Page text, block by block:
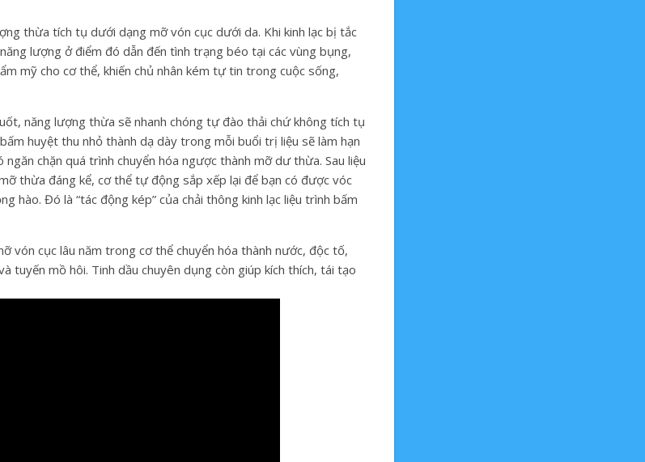
thừa tích tụ dưới dạng mỡ vón cục dưới da. Khi kinh lạc bị tắc
lượng ở điểm đó dẫn đến tình trạng béo tại các vùng bụng,
mỹ cho cơ thể, khiến chủ nhân kém tự tin trong cuộc sống,
năng lượng thừa sẽ nhanh chóng tự đào thải chứ không tích tụ
huyệt thu nhỏ thành dạ dày trong mỗi buổi trị liệu sẽ làm hạn
chặn quá trình chuyển hóa ngược thành mỡ dư thừa. Sau liệu
thừa đáng kể, cơ thể tự động sắp xếp lại để bạn có được vóc
hào. Đó là “tác động kép” của chải thông kinh lạc liệu trình bấm
vón cục lâu năm trong cơ thể chuyển hóa thành nước, độc tố,
tuyến mồ hôi. Tinh dầu chuyên dụng còn giúp kích thích, tái tạo